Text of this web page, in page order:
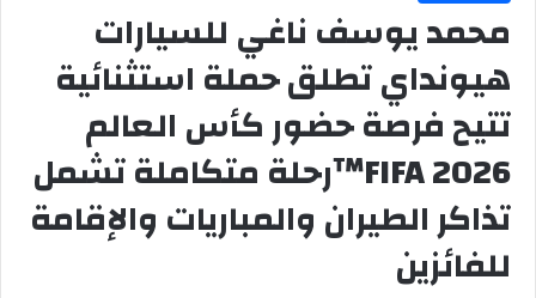
محمد يوسف ناغي للسيارات
هيونداي تطلق حملة استثنائية
تتيح فرصة حضور كأس العالم
FIFA 2026™رحلة متكاملة تشمل
تذاكر الطيران والمباريات والإقامة
للفائزين